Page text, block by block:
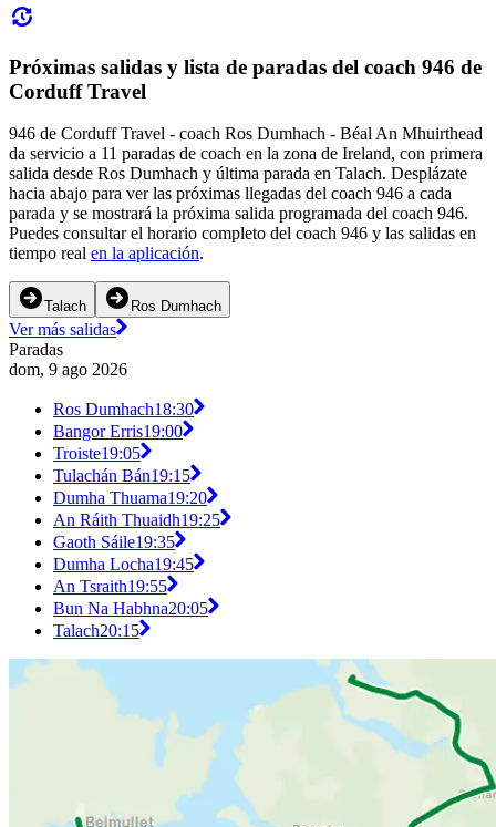
Próximas salidas y lista de paradas del coach 946 de
Corduff Travel
946 de Corduff Travel - coach Ros Dumhach - Béal An Mhuirthead
da servicio a 11 paradas de coach en la zona de Ireland, con primera
salida desde Ros Dumhach y última parada en Talach. Desplázate
hacia abajo para ver las próximas llegadas del coach 946 a cada
parada y se mostrará la próxima salida programada del coach 946.
Puedes consultar el horario completo del coach 946 y las salidas en
tiempo real en la aplicación.
Talach Ros Dumhach
Ver más salidas
Paradas
dom, 9 ago 2026
Ros Dumhach18:30
Bangor Erris19:00
Troiste19:05
Tulachán Bán19:15
Dumha Thuama19:20
An Ráith Thuaidh19:25
Gaoth Sáile19:35
Dumha Locha19:45
An Tsraith19:55
Bun Na Habhna20:05
Talach20:15